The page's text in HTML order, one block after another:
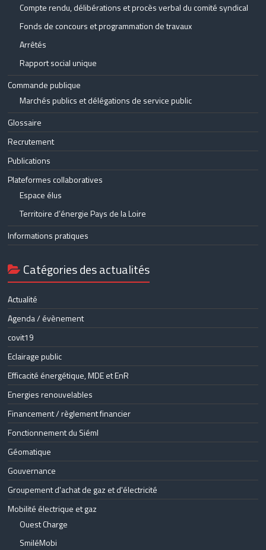
Compte rendu, délibérations et procès verbal du comité syndical
Fonds de concours et programmation de travaux
Arrêtés
Rapport social unique
Commande publique
Marchés publics et délégations de service public
Glossaire
Recrutement
Publications
Plateformes collaboratives
Espace élus
Territoire d’énergie Pays de la Loire
Informations pratiques
Catégories des actualités
Actualité
Agenda / évènement
covit19
Eclairage public
Efficacité énergétique, MDE et EnR
Energies renouvelables
Financement / règlement financier
Fonctionnement du Siéml
Géomatique
Gouvernance
Groupement d'achat de gaz et d'électricité
Mobilité électrique et gaz
Ouest Charge
SmiléMobi